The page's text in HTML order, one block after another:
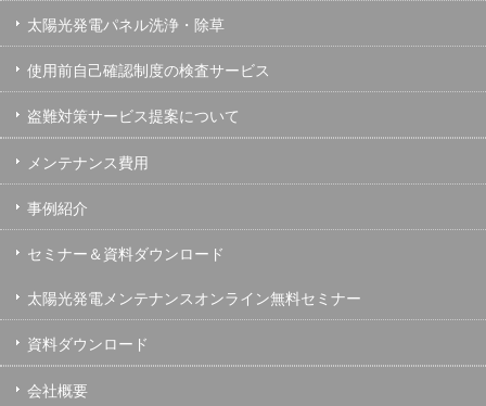
太陽光発電パネル洗浄・除草
使用前自己確認制度の検査サービス
盗難対策サービス提案について
メンテナンス費用
事例紹介
セミナー＆資料ダウンロード
太陽光発電メンテナンスオンライン無料セミナー
資料ダウンロード
会社概要